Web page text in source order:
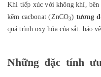
Khi tiếp xúc với không khí, bên
kẽm cacbonat (ZnCO3) tương
quá trình oxy hóa của sắt. bảo
Những đặc tính